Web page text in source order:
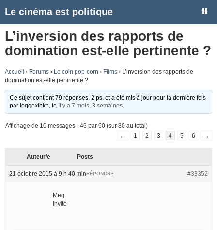
Le cinéma est politique
L’inversion des rapports de
domination est-elle pertinente ?
Accueil › Forums › Le coin pop-corn › Films › L’inversion des rapports de
domination est-elle pertinente ?
Ce sujet contient 79 réponses, 2 ps. et a été mis à jour pour la dernière fois
parioqgexlbkp , le Il y a 7 mois, 3 semaines
Affichage de 10 messages - 46 par 60 (sur 80 au total)
←
1 2 3 4 5 6 →
Auteur/e Posts
21 octobre 2015 à 9 h 40 min #33352
RÉPONDRE
Meg
Invité